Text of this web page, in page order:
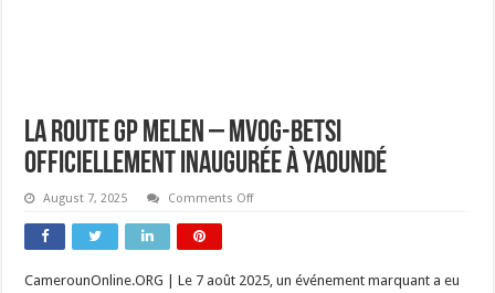
La route GP Melen – Mvog-Betsi
officiellement inaugurée à Yaoundé
August 7, 2025 Comments Offon
Mvog-
CamerounOnline.ORG | Le 7 août 2025, un événement marquant a eu